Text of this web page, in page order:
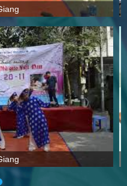
Giang